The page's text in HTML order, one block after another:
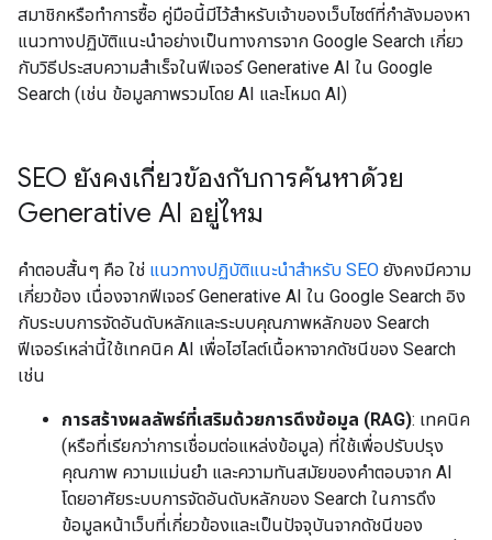
สมาชิกหรือทำการซื้อ คู่มือนี้มีไว้สำหรับเจ้าของเว็บไซต์ที่กำลังมองหา
แนวทางปฏิบัติแนะนำอย่างเป็นทางการจาก Google Search เกี่ยว
กับวิธีประสบความสำเร็จในฟีเจอร์ Generative AI ใน Google
Search (เช่น ข้อมูลภาพรวมโดย AI และโหมด AI)
SEO ยังคงเกี่ยวข้องกับการค้นหาด้วย
Generative AI อยู่ไหม
คำตอบสั้นๆ คือ ใช่ แนวทางปฏิบัติแนะนำสำหรับ SEO ยังคงมีความ
เกี่ยวข้อง เนื่องจากฟีเจอร์ Generative AI ใน Google Search อิง
กับระบบการจัดอันดับหลักและระบบคุณภาพหลักของ Search
ฟีเจอร์เหล่านี้ใช้เทคนิค AI เพื่อไฮไลต์เนื้อหาจากดัชนีของ Search
เช่น
การสร้างผลลัพธ์ที่เสริมด้วยการดึงข้อมูล (RAG): เทคนิค
(หรือที่เรียกว่าการเชื่อมต่อแหล่งข้อมูล) ที่ใช้เพื่อปรับปรุง
คุณภาพ ความแม่นยำ และความทันสมัยของคำตอบจาก AI
โดยอาศัยระบบการจัดอันดับหลักของ Search ในการดึง
ข้อมูลหน้าเว็บที่เกี่ยวข้องและเป็นปัจจุบันจากดัชนีของ